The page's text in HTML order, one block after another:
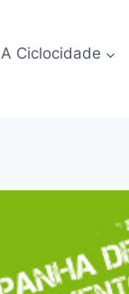
A Ciclocidade